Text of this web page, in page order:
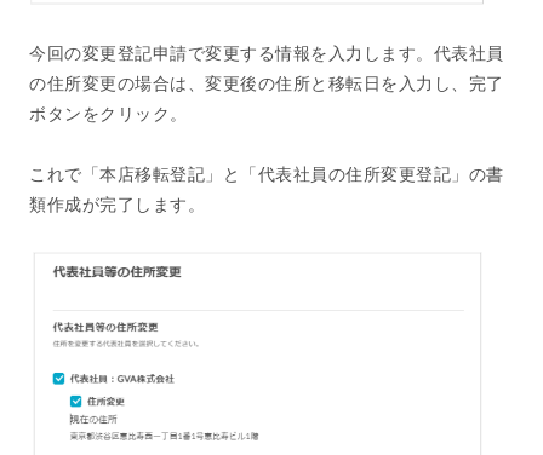
今回の変更登記申請で変更する情報を入力します。代表社員
の住所変更の場合は、変更後の住所と移転日を入力し、完了
ボタンをクリック。
これで「本店移転登記」と「代表社員の住所変更登記」の書
類作成が完了します。